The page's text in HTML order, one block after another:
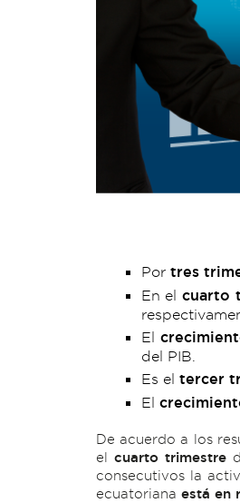
Por tres
En elcuarto
El
del PIB.
Es el tercer
El
De acuerdo a los
el cuarto trimestre
consecutivos la
ecuatoriana está en